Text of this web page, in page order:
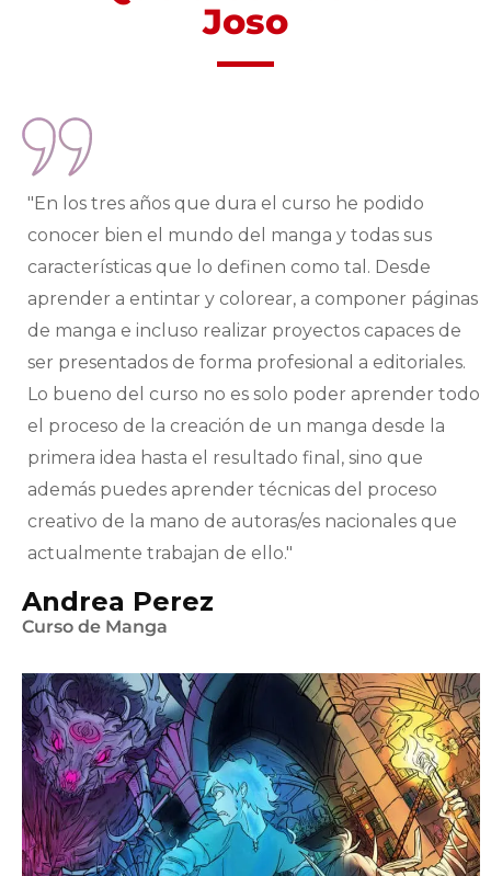
Joso
"En los tres años que dura el curso he podido
conocer bien el mundo del manga y todas sus
características que lo definen como tal. Desde
aprender a entintar y colorear, a componer páginas
de manga e incluso realizar proyectos capaces de
ser presentados de forma profesional a editoriales.
Lo bueno del curso no es solo poder aprender todo
el proceso de la creación de un manga desde la
primera idea hasta el resultado final, sino que
además puedes aprender técnicas del proceso
creativo de la mano de autoras/es nacionales que
actualmente trabajan de ello."
Andrea Perez
Curso de Manga